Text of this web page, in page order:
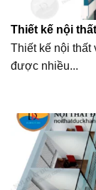
Thiết kế nội
Thiết kế nội thất
được nhiều...